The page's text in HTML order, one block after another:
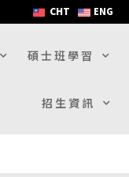
CHT ENG
碩士班學習
招生資訊